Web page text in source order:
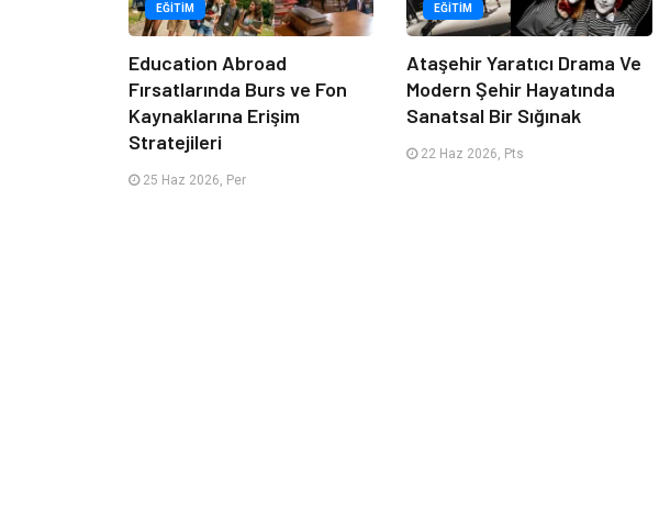
EĞITIM
Education Abroad
Fırsatlarında Burs ve Fon
Kaynaklarına Erişim
Stratejileri
25 Haz 2026, Per
EĞITIM
Ataşehir Yaratıcı Drama Ve
Modern Şehir Hayatında
Sanatsal Bir Sığınak
22 Haz 2026, Pts